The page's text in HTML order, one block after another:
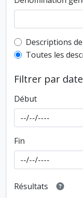
Top-level
Descriptions
Toutes les
Filtrer par
Début
Fin
Résultats